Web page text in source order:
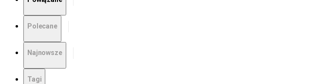
Polecane
Najnowsze
Tagi